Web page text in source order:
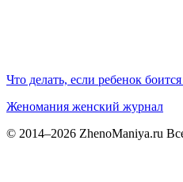
Что делать, если ребенок
Женомания женский журнал
© 2014–2026 ZhenoManiya.ru